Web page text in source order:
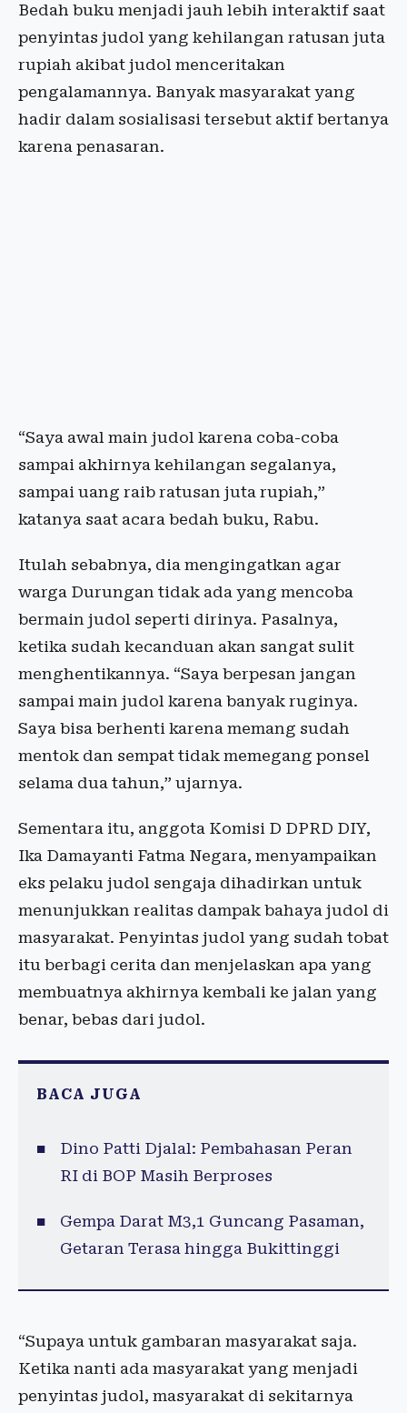
Bedah buku menjadi jauh lebih interaktif saat
penyintas judol yang kehilangan ratusan juta
rupiah akibat judol menceritakan
pengalamannya. Banyak masyarakat yang
hadir dalam sosialisasi tersebut aktif bertanya
karena penasaran.
“Saya awal main judol karena coba-coba
sampai akhirnya kehilangan segalanya,
sampai uang raib ratusan juta rupiah,”
katanya saat acara bedah buku, Rabu.
Itulah sebabnya, dia mengingatkan agar
warga Durungan tidak ada yang mencoba
bermain judol seperti dirinya. Pasalnya,
ketika sudah kecanduan akan sangat sulit
menghentikannya. “Saya berpesan jangan
sampai main judol karena banyak ruginya.
Saya bisa berhenti karena memang sudah
mentok dan sempat tidak memegang ponsel
selama dua tahun,” ujarnya.
Sementara itu, anggota Komisi D DPRD DIY,
Ika Damayanti Fatma Negara, menyampaikan
eks pelaku judol sengaja dihadirkan untuk
menunjukkan realitas dampak bahaya judol di
masyarakat. Penyintas judol yang sudah tobat
itu berbagi cerita dan menjelaskan apa yang
membuatnya akhirnya kembali ke jalan yang
benar, bebas dari judol.
BACA JUGA
Dino Patti Djalal: Pembahasan Peran
RI di BOP Masih Berproses
Gempa Darat M3,1 Guncang Pasaman,
Getaran Terasa hingga Bukittinggi
“Supaya untuk gambaran masyarakat saja.
Ketika nanti ada masyarakat yang menjadi
penyintas judol, masyarakat di sekitarnya